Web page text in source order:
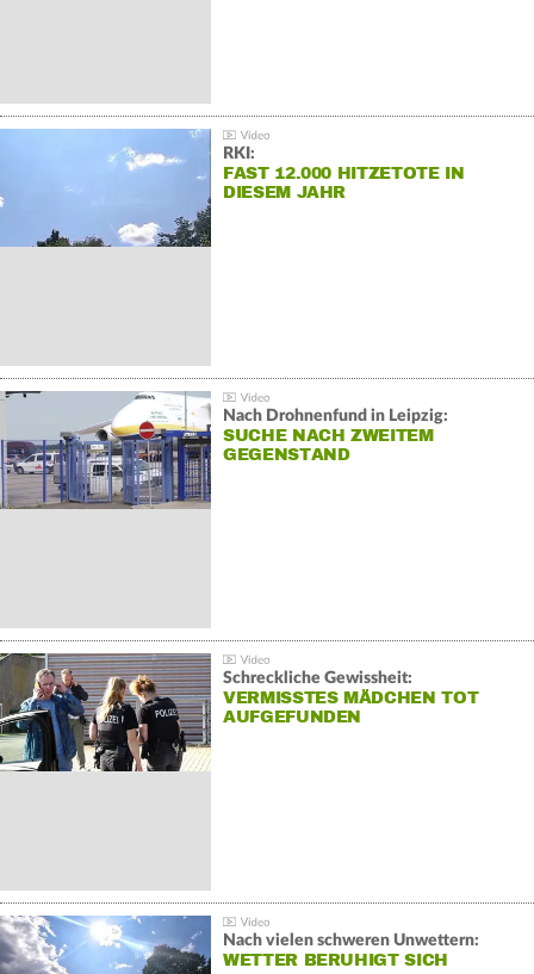
RKI:
FAST 12.000 HITZETOTE IN
DIESEM JAHR
Nach Drohnenfund in Leipzig:
SUCHE NACH ZWEITEM
GEGENSTAND
Schreckliche Gewissheit:
VERMISSTES MÄDCHEN TOT
AUFGEFUNDEN
Nach vielen schweren Unwettern:
WETTER BERUHIGT SICH